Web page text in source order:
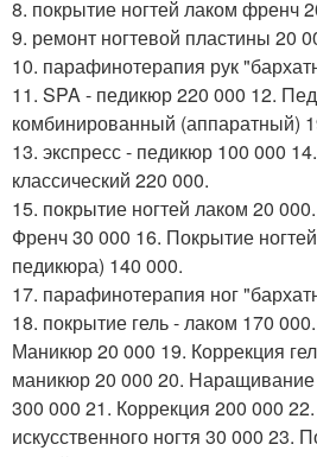
8. покрытие ногтей лаком френч
9. ремонт ногтевой пластины 20
10. парафинотерапия рук
11. SPA - педикюр 220 000 12.
комбинированный (аппаратный)
13. экспресс - педикюр 100 000
классический 220 000.
15. покрытие ногтей лаком 20 000.
Френч 30 000 16. Покрытие
педикюра) 140 000.
17. парафинотерапия ног
18. покрытие гель - лаком 170 000.
Маникюр 20 000 19. Коррекция
маникюр 20 000 20.
300 000 21. Коррекция 200 000
искусственного ногтя 30 000 23.